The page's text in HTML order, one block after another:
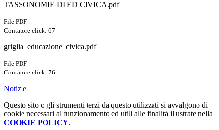
TASSONOMIE DI ED CIVICA.pdf
File PDF
Contatore click: 67
griglia_educazione_civica.pdf
File PDF
Contatore click: 76
Notizie
Questo sito o gli strumenti terzi da questo utilizzati si avvalgono di
cookie necessari al funzionamento ed utili alle finalità illustrate nella
COOKIE POLICY.